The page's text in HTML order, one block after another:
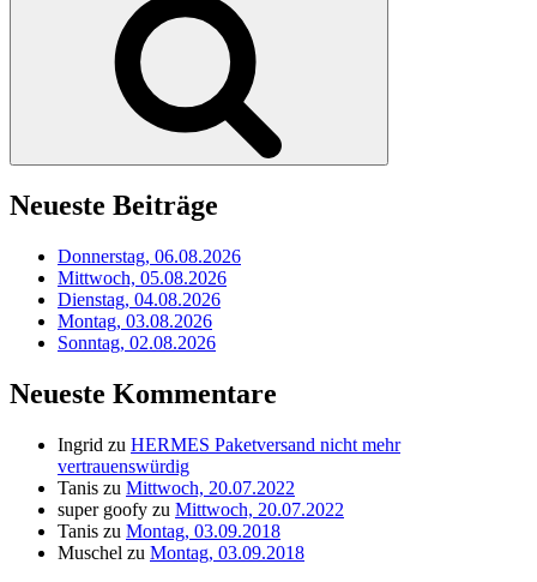
Neueste Beiträge
Donnerstag, 06.08.2026
Mittwoch, 05.08.2026
Dienstag, 04.08.2026
Montag, 03.08.2026
Sonntag, 02.08.2026
Neueste Kommentare
Ingrid zu HERMES Paketversand nicht mehr
vertrauenswürdig
Tanis zu Mittwoch, 20.07.2022
super goofy zu Mittwoch, 20.07.2022
Tanis zu Montag, 03.09.2018
Muschel zu Montag, 03.09.2018